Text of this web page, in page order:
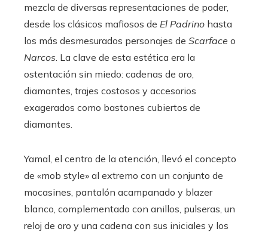
mezcla de diversas representaciones de poder,
desde los clásicos mafiosos de El Padrino hasta
los más desmesurados personajes de Scarface o
Narcos . La clave de esta estética era la
ostentación sin miedo: cadenas de oro,
diamantes, trajes costosos y accesorios
exagerados como bastones cubiertos de
diamantes.
Yamal, el centro de la atención, llevó el concepto
de «mob style» al extremo con un conjunto de
mocasines, pantalón acampanado y blazer
blanco, complementado con anillos, pulseras, un
reloj de oro y una cadena con sus iniciales y los